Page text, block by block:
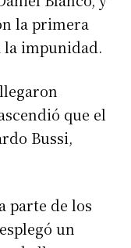
la primera
la impunidad.
que el
Bussi,
parte de los
un